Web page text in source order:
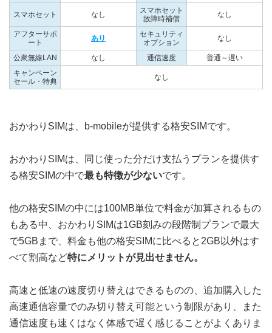
スマホセット なし
スマホセット
故障時補償
なし
アフターサポ
ート
あり
セキュリティ
オプション
なし
公衆無線LAN なし 通信速度
普通～遅い
キャンペーン
セール・特典
なし
おかわりSIMは、b-mobileが提供する格安SIMです。
おかわりSIMは、同じ使った分だけ支払うプランを提供す
る格安SIMの中で最も特徴が少ないです。
他の格安SIMの中には100MB単位で料金が加算されるもの
もある中、おかわりSIMは1GB刻みの段階制プランで最大
で5GBまで、料金も他の格安SIMに比べると2GB以外はす
べて割高など特にメリットが見出せません。
高速と低速の速度切り替えはできるものの、追加購入した
高速通信容量でのみ切り替え可能という制限があり、また
通信速度も速くはなく体感で遅く感じることがよくありま